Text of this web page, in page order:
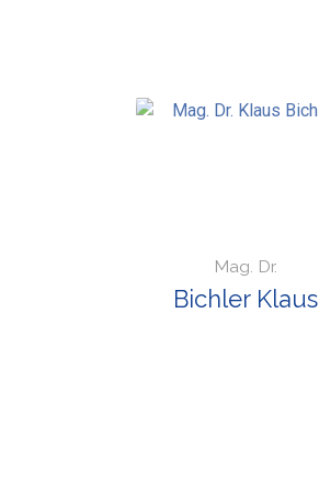
Mag. Dr.
Bichler Klaus